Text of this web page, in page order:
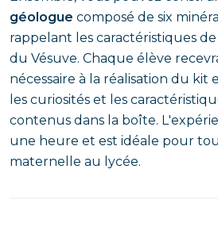
géologue composé de six
rappelant les caractéristiques
du Vésuve. Chaque élève
nécessaire à la réalisation du kit
les curiosités et les
contenus dans la boîte.
une heure et est idéale pour
maternelle au lycée.